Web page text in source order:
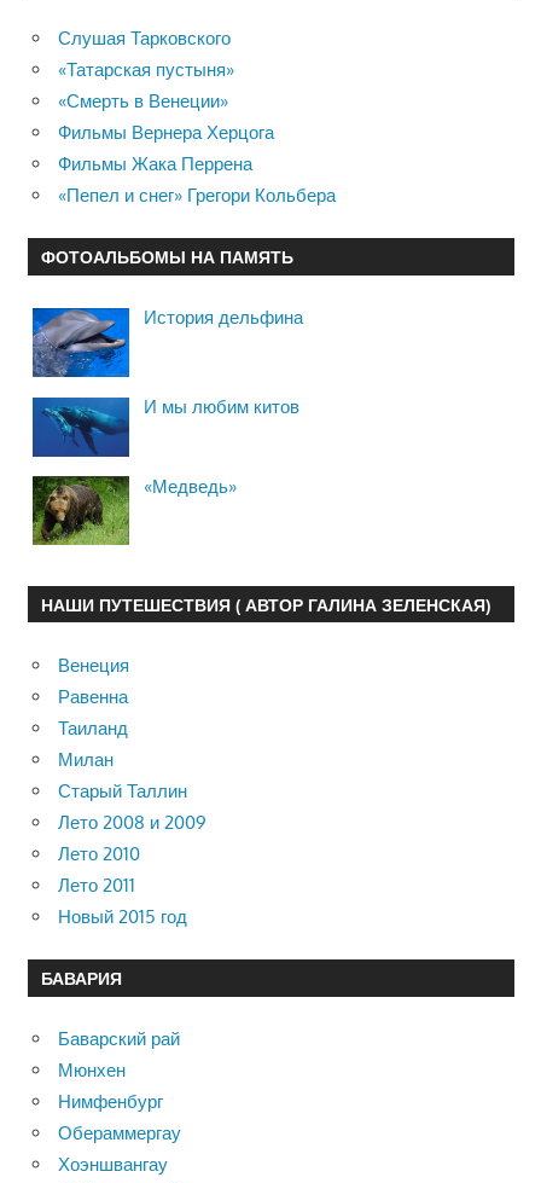
Слушая Тарковского
«Татарская пустыня»
«Смерть в Венеции»
Фильмы Вернера Херцога
Фильмы Жака Перрена
«Пепел и снег» Грегори Кольбера
ФОТОАЛЬБОМЫ НА ПАМЯТЬ
История дельфина
И мы любим китов
«Медведь»
НАШИ ПУТЕШЕСТВИЯ ( АВТОР ГАЛИНА ЗЕЛЕНСКАЯ)
Венеция
Равенна
Таиланд
Милан
Старый Таллин
Лето 2008 и 2009
Лето 2010
Лето 2011
Новый 2015 год
БАВАРИЯ
Баварский рай
Мюнхен
Нимфенбург
Обераммергау
Хоэншвангау